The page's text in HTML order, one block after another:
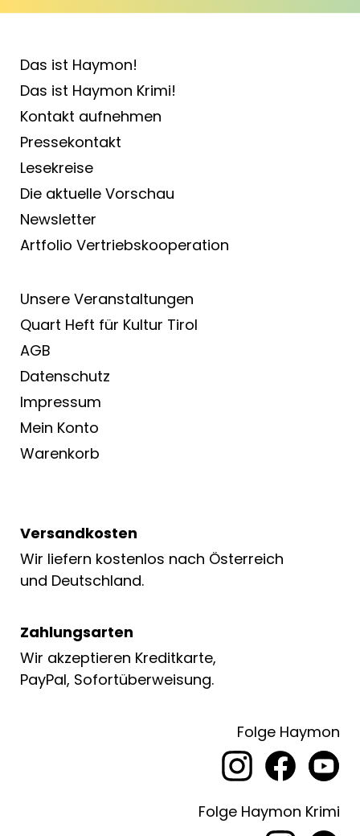
Das ist Haymon!
Das ist Haymon Krimi!
Kontakt aufnehmen
Pressekontakt
Lesekreise
Die aktuelle Vorschau
Newsletter
Artfolio Vertriebs­kooperation
Unsere Veranstaltungen
Quart Heft für Kultur Tirol
AGB
Datenschutz
Impressum
Mein Konto
Warenkorb
Versandkosten
Wir liefern kostenlos nach Österreich
und Deutschland.
Zahlungsarten
Wir akzeptieren Kreditkarte,
PayPal, Sofortüberweisung.
Folge Haymon
Folge Haymon Krimi